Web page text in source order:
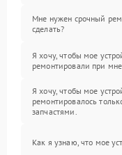
Мне нужен срочный
сделать?
Я хочу, чтобы мое
ремонтировали при мне.
Я хочу, чтобы мое
ремонтировалось
запчастями.
Как я узнаю, что мое